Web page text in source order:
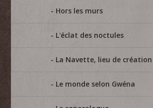
Hors les murs
L'éclat des noctules
La Navette, lieu de création
Le monde selon Gwéna